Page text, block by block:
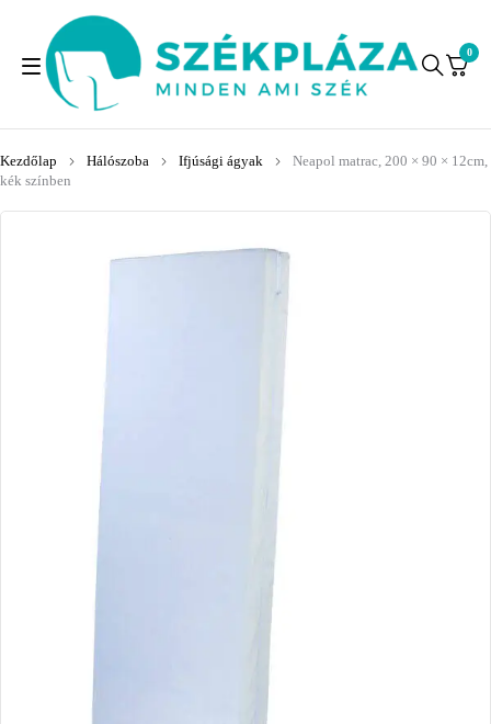
0
Kezdőlap Hálószoba Ifjúsági ágyak
Neapol matrac, 200 × 90 × 12cm,
kék színben